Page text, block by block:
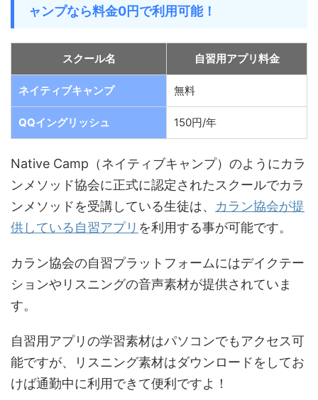
ャンプなら料金0円で利用可能！
スクール名 自習用アプリ料金
ネイティブキャンプ 無料
QQイングリッシュ 150円/年
Native Camp（ネイティブキャンプ）のようにカラ
ンメソッド協会に正式に認定されたスクールでカラ
ンメソッドを受講している生徒は、 カラン協会が提
供している自習アプリ を利用する事が可能です。
カラン協会の自習プラットフォームにはデイクテー
ションやリスニングの音声素材が提供されていま
す。
自習用アプリの学習素材はパソコンでもアクセス可
能ですが、リスニング素材はダウンロードをしてお
けば通勤中に利用できて便利ですよ！